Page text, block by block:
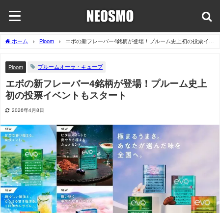
ホーム Ploom
エボの新フレーバー4銘柄が登場！プルーム史上初の投票イベ
Ploom プルームオーラ・キューブ
エボの新フレーバー4銘柄が登場！プルーム史上
初の投票イベントもスタート
2026年4月8日